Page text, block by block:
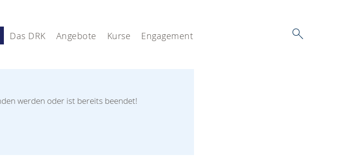
Das DRK Angebote Kurse Engagement
werden oder ist bereits beendet!